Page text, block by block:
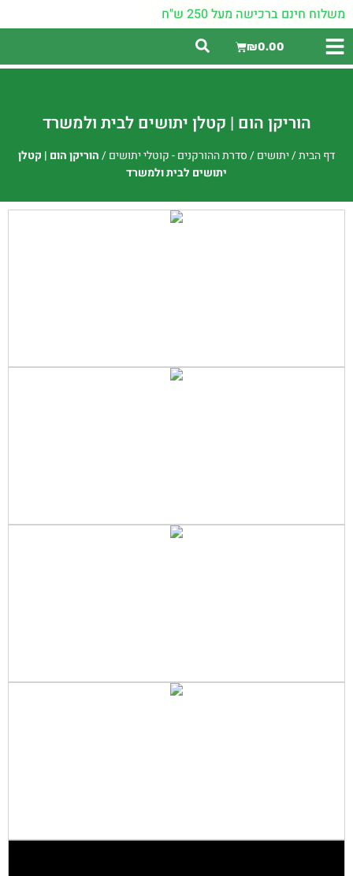
משלוח חינם ברכישה מעל 250 ש"ח
₪0.00
הוריקן הום | קטלן יתושים לבית ולמשרד
דף הבית/יתושים/סדרת ההורקנים - קוטלי יתושים/הוריקן הום | קטלן
יתושים לבית ולמשרד